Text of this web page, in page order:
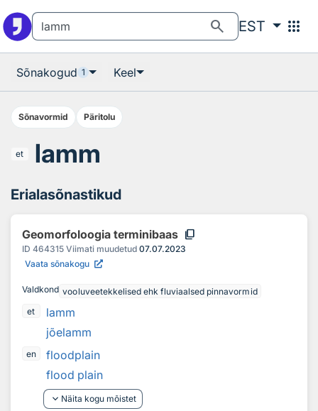
search EST apps
Sõnakogud 1 Keel
Sõnavormid Päritolu
et lamm
Erialasõnastikud
Geomorfoloogia terminibaas content_copy
ID 464315 Viimati muudetud 07.07.2023
Vaata sõnakogu
Valdkond vooluveetekkelised ehk fluviaalsed pinnavormid
et
lamm
jõelamm
en
floodplain
flood plain
keyboard_arrow_down Näita kogu mõistet